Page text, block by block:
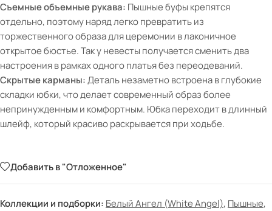
Съемные объемные рукава: Пышные буфы крепятся
отдельно, поэтому наряд легко превратить из
торжественного образа для церемонии в лаконичное
открытое бюстье. Так у невесты получается сменить два
настроения в рамках одного платья без переодеваний.
Скрытые карманы:Деталь незаметно встроена в глубокие
складки юбки, что делает современный образ более
непринужденным и комфортным. Юбка переходит в длинный
шлейф, который красиво раскрывается при ходьбе.
Добавить в "Отложенное"
Коллекции и подборки: Белый Ангел (White Angel), Пышные,